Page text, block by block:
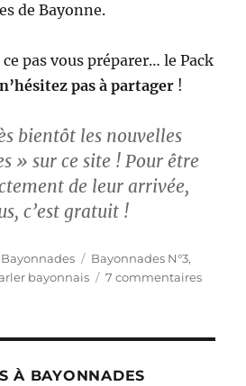
de Bayonne.
pas vous préparer… le Pack
pas à partager !
bientôt les nouvelles
» sur ce site ! Pour être
de leur arrivée,
c’est gratuit !
Bayonnades Étiquettes
Bayonnades N°3,
bayonnais 7 commentairessur
À BAYONNADES